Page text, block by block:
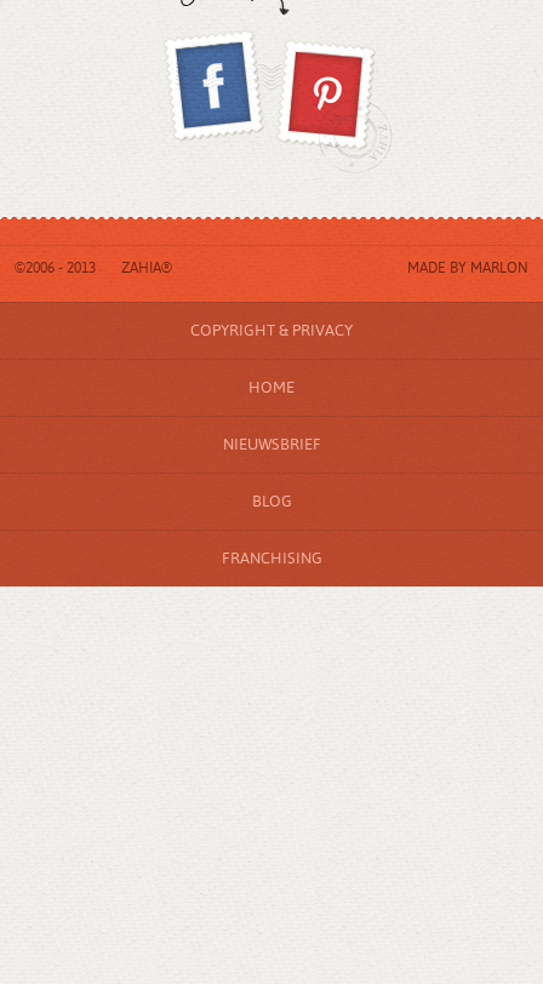
©2006 - 2013 ZAHIA® MADE BY MARLON
COPYRIGHT & PRIVACY
HOME
NIEUWSBRIEF
BLOG
FRANCHISING